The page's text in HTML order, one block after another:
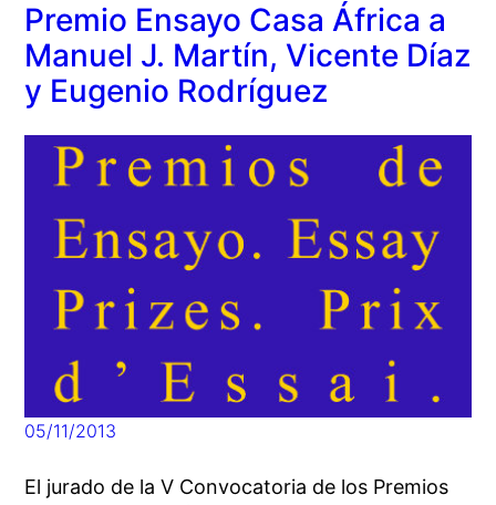
Premio Ensayo Casa África a
Manuel J. Martín, Vicente Díaz
y Eugenio Rodríguez
05/11/2013
El jurado de la V Convocatoria de los Premios